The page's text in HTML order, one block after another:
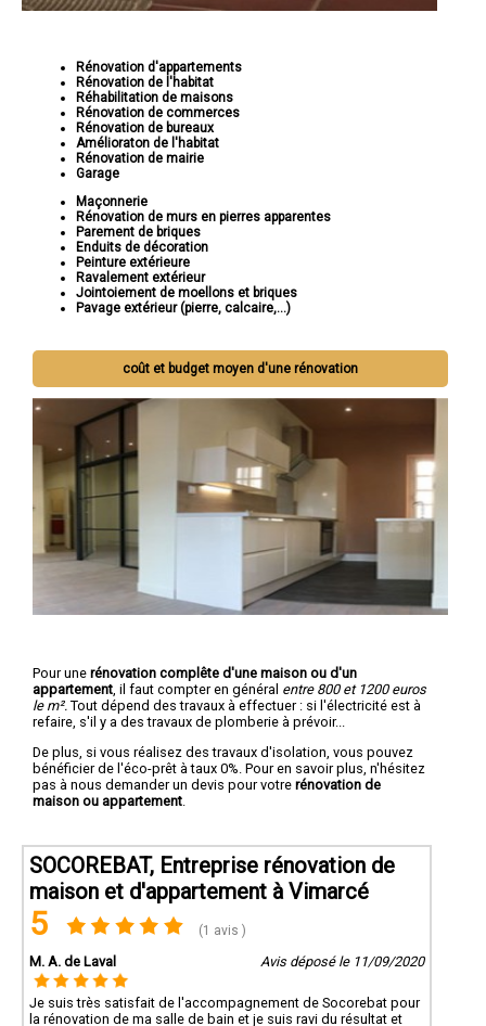
Rénovation d'appartements
Rénovation de l'habitat
Réhabilitation de maisons
Rénovation de commerces
Rénovation de bureaux
Amélioraton de l'habitat
Rénovation de mairie
Garage
Maçonnerie
Rénovation de murs en pierres apparentes
Parement de briques
Enduits de décoration
Peinture extérieure
Ravalement extérieur
Jointoiement de moellons et briques
Pavage extérieur (pierre, calcaire,...)
coût et budget moyen d'une rénovation
Pour une rénovation complête d'une maison ou d'un
appartement , il faut compter en général entre 800 et 1200 euros
le m². Tout dépend des travaux à effectuer : si l'électricité est à
refaire, s'il y a des travaux de plomberie à prévoir...
De plus, si vous réalisez des travaux d'isolation, vous pouvez
bénéficier de l'éco-prêt à taux 0%. Pour en savoir plus, n'hésitez
pas à nous demander un devis pour votre rénovation de
maison ou appartement
SOCOREBAT, Entreprise rénovation de
maison et d'appartement à Vimarcé
5 (1 avis )
M. A. de Laval Avis déposé le 11/09/2020
Je suis très satisfait de l'accompagnement de Socorebat pour
la rénovation de ma salle de bain et je suis ravi du résultat et